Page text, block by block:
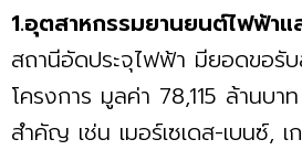
1.อุตสาหกรรมยานยนต์ไฟฟ้าแ
สถานีอัดประจุไฟฟ้า มียอดขอรั
โครงการ มูลค่า 78,115 ล้านบา
สำคัญ เช่น เมอร์เซเดส-เบนซ์,